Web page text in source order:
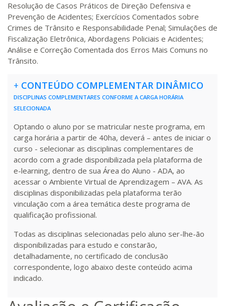
Resolução de Casos Práticos de Direção Defensiva e
Prevenção de Acidentes; Exercícios Comentados sobre
Crimes de Trânsito e Responsabilidade Penal; Simulações de
Fiscalização Eletrônica, Abordagens Policiais e Acidentes;
Análise e Correção Comentada dos Erros Mais Comuns no
Trânsito.
+ CONTEÚDO COMPLEMENTAR DINÂMICO
DISCIPLINAS COMPLEMENTARES CONFORME A CARGA HORÁRIA
SELECIONADA
Optando o aluno por se matricular neste programa, em
carga horária a partir de 40ha, deverá – antes de iniciar o
curso - selecionar as disciplinas complementares de
acordo com a grade disponibilizada pela plataforma de
e-learning, dentro de sua Área do Aluno - ADA, ao
acessar o Ambiente Virtual de Aprendizagem – AVA. As
disciplinas disponibilizadas pela plataforma terão
vinculação com a área temática deste programa de
qualificação profissional.
Todas as disciplinas selecionadas pelo aluno ser-lhe-ão
disponibilizadas para estudo e constarão,
detalhadamente, no certificado de conclusão
correspondente, logo abaixo deste conteúdo acima
indicado.